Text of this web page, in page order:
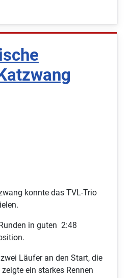
konnte das TVL-Trio
in guten 2:48
Läufer an den Start, die
ein starkes Rennen